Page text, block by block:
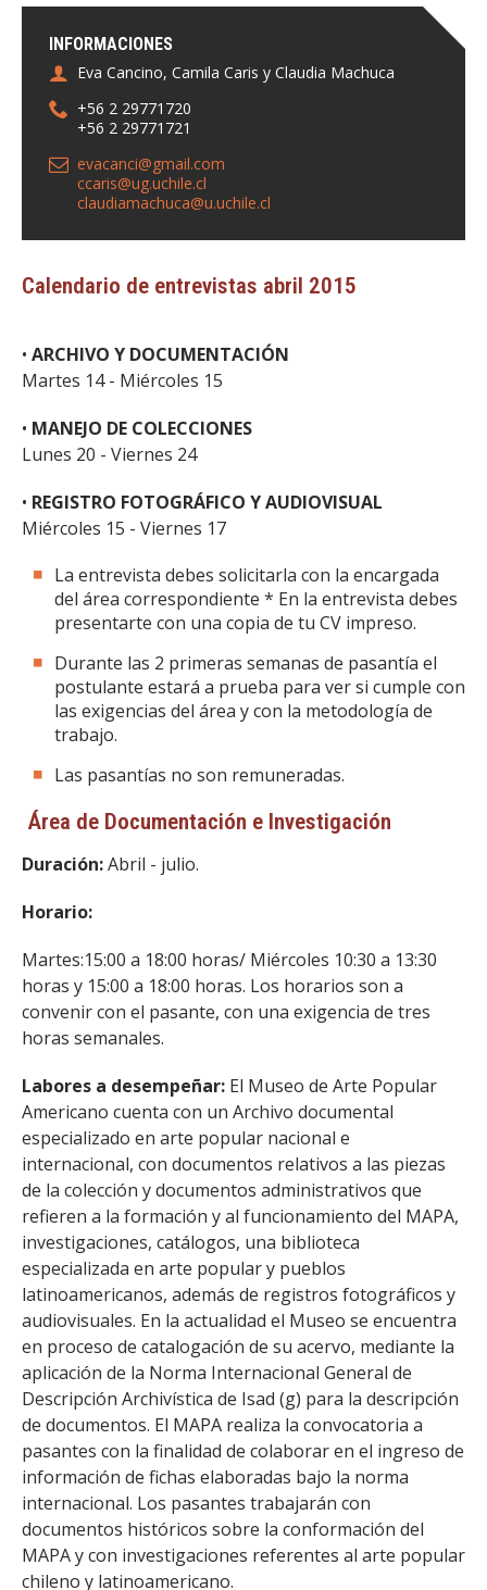
INFORMACIONES
Eva Cancino, Camila Caris y Claudia Machuca
+56 2 29771720
+56 2 29771721
evacanci@gmail.com
ccaris@ug.uchile.cl
claudiamachuca@u.uchile.cl
Calendario de entrevistas abril 2015
• ARCHIVO Y DOCUMENTACIÓN
Martes 14 - Miércoles 15
• MANEJO DE COLECCIONES
Lunes 20 - Viernes 24
• REGISTRO FOTOGRÁFICO Y AUDIOVISUAL
Miércoles 15 - Viernes 17
La entrevista debes solicitarla con la encargada
del área correspondiente * En la entrevista debes
presentarte con una copia de tu CV impreso.
Durante las 2 primeras semanas de pasantía el
postulante estará a prueba para ver si cumple con
las exigencias del área y con la metodología de
trabajo.
Las pasantías no son remuneradas.
Área de Documentación e Investigación
Duración:Abril - ­julio.
Horario:
Martes:15:00 a 18:00 horas/ Miércoles 10:30 a 13:30
horas y 15:00 a 18:00 horas. Los horarios son a
convenir con el pasante, con una exigencia de tres
horas semanales.
Labores a desempeñar: ​El Museo de Arte Popular
Americano cuenta con un Archivo documental
especializado en arte popular nacional e
internacional, con documentos relativos a las piezas
de la colección y documentos administrativos que
refieren a la formación y al funcionamiento del MAPA,
investigaciones, catálogos, una biblioteca
especializada en arte popular y pueblos
latinoamericanos, además de registros fotográficos y
audiovisuales. En la actualidad el Museo se encuentra
en proceso de catalogación de su acervo, mediante la
aplicación de la Norma Internacional General de
Descripción Archivística de Isad (g) para la descripción
de documentos. El MAPA realiza la convocatoria a
pasantes con la finalidad de colaborar en el ingreso de
información de fichas elaboradas bajo la norma
internacional. Los pasantes trabajarán con
documentos históricos sobre la conformación del
MAPA y con investigaciones referentes al arte popular
chileno y latinoamericano.